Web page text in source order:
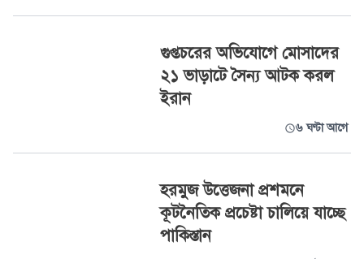
গুপ্তচরের অভিযোগে মোসাদের
২১ ভাড়াটে সৈন্য আটক করল
ইরান
৬ ঘণ্টা আগে
হরমুজ উত্তেজনা প্রশমনে
কূটনৈতিক প্রচেষ্টা চালিয়ে যাচ্ছে
পাকিস্তান